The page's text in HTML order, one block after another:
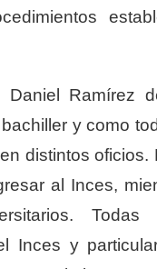
Daniel Ramírez
y como
distintos oficios.
al Inces,
Todas
Inces y